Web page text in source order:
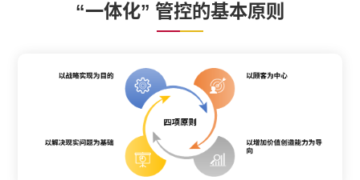
“一体化” 管控的基本原则